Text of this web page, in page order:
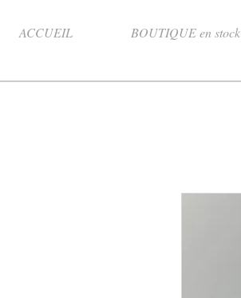
ACCUEIL BOUTIQUE en stock